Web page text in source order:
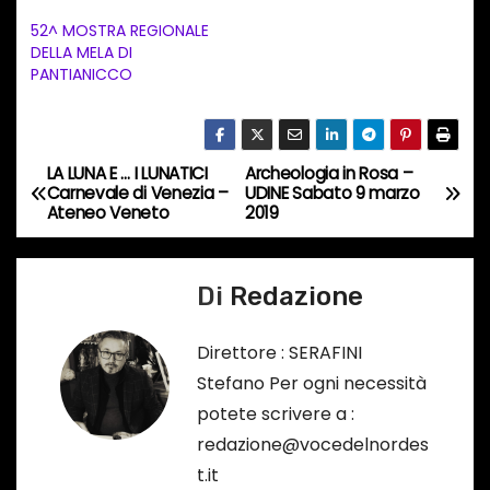
t
o
i
o
r
s
52^ MOSTRA REGIONALE
DELLA MELA DI
PANTIANICCO
N
a
Archeologia in Rosa –
UDINE Sabato 9 marzo
2019
LA LUNA E … I LUNATICI
Carnevale di Venezia –
Ateneo Veneto
Di Redazione
Direttore : SERAFINI
Stefano Per ogni necessità
potete scrivere a :
redazione@vocedelnordes
t.it